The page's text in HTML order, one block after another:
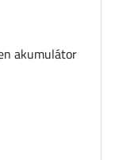
akumulátor